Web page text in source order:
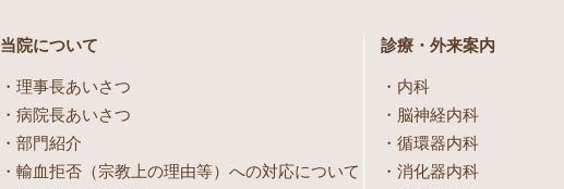
当院について
理事長あいさつ
病院長あいさつ
部門紹介
輸血拒否（宗教上の理由等）への対応について
診療・外来案内
内科
脳神経内科
循環器内科
消化器内科